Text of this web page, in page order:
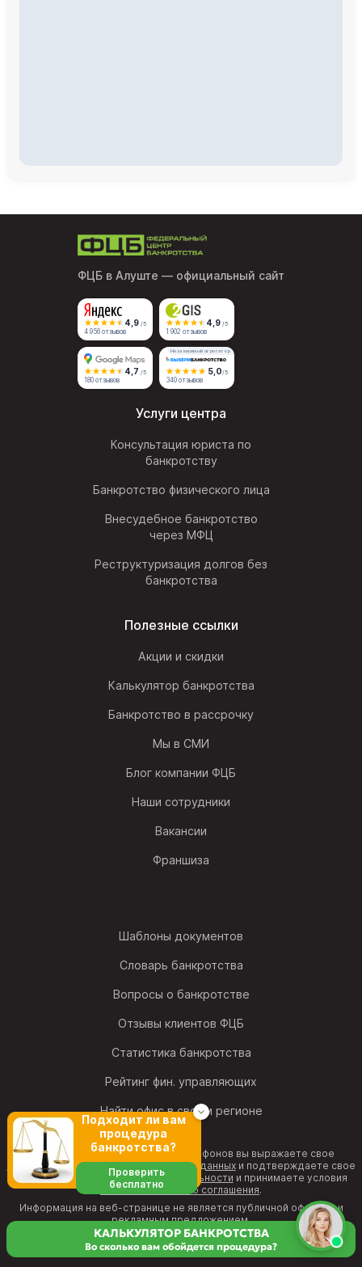
ФЦБ в Алуште — официальный сайт
4,9 /5
4 956 отзывов
4,9 /5
1 902 отзывов
4,7 /5
180 отзывов
Независимый агрегатор
5,0/5
340 отзывов
Услуги центра
Консультация юриста по
банкротству
Банкротство физического лица
Внесудебное банкротство
через МФЦ
Реструктуризация долгов без
банкротства
Полезные ссылки
Акции и скидки
Калькулятор банкротства
Банкротство в рассрочку
Мы в СМИ
Блог компании ФЦБ
Наши сотрудники
Вакансии
Франшиза
Шаблоны документов
Словарь банкротства
Вопросы о банкротстве
Отзывы клиентов ФЦБ
Статистика банкротства
Рейтинг фин. управляющих
Найти офис в своем регионе
Позвонив на один из номеров телефонов вы выражаете свое
согласие на обработку персональных данныхи подтверждаете свое
согласие сполитикой конфиденциальности и принимаете условия
Пользовательского соглашения.
Информация на веб-странице не является публичной офертой и
рекламным предложением.
8 (800) 511-11-00
КАЛЬКУЛЯТОР БАНКРОТСТВА
Во сколько вам обойдется процедура?
Подходит ли вам
процедура
банкротства?
Проверить
бесплатно